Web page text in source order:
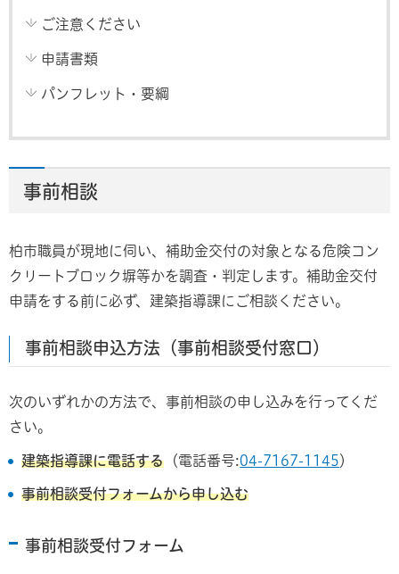
ご注意ください
申請書類
パンフレット・要綱
事前相談
柏市職員が現地に伺い、補助金交付の対象となる危険コン
クリートブロック塀等かを調査・判定します。補助金交付
申請をする前に必ず、建築指導課にご相談ください。
事前相談申込方法（事前相談受付窓口）
次のいずれかの方法で、事前相談の申し込みを行ってくだ
さい。
建築指導課に電話する （電話番号:04-7167-1145）
事前相談受付フォームから申し込む
事前相談受付フォーム